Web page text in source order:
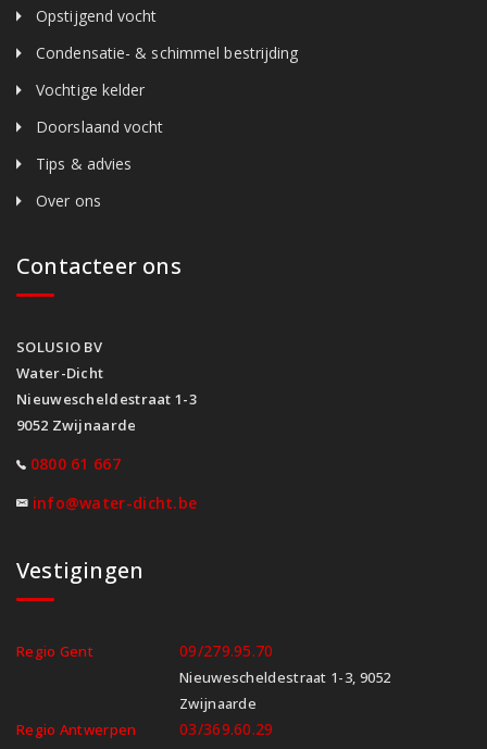
Opstijgend vocht
Condensatie- & schimmel bestrijding
Vochtige kelder
Doorslaand vocht
Tips & advies
Over ons
Contacteer ons
SOLUSIO BV
Water-Dicht
Nieuwescheldestraat 1-3
9052 Zwijnaarde
0800 61 667
info@water-dicht.be
Vestigingen
Regio Gent 09/279.95.70
Nieuwescheldestraat 1-3, 9052
Zwijnaarde
Regio Antwerpen
03/369.60.29